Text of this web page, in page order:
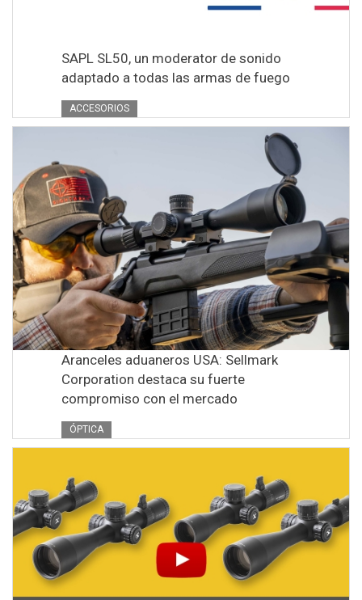
SAPL SL50, un moderator de sonido
adaptado a todas las armas de fuego
ACCESORIOS
Aranceles aduaneros USA: Sellmark
Corporation destaca su fuerte
compromiso con el mercado
ÓPTICA